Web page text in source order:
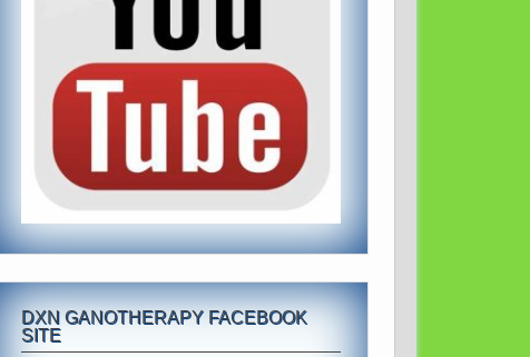
DXN GANOTHERAPY FACEBOOK
SITE